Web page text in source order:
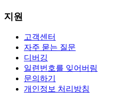
지원
고객센터
자주 묻는 질문
디버깅
일련번호를 잊어버림
문의하기
개인정보 처리방침